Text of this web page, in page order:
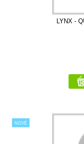
LYNX -
NOVÉ